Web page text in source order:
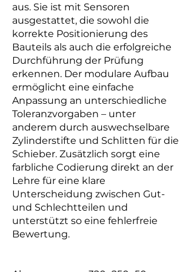
aus. Sie ist mit Sensoren
ausgestattet, die sowohl die
korrekte Positionierung des
Bauteils als auch die erfolgreiche
Durchführung der Prüfung
erkennen. Der modulare Aufbau
ermöglicht eine einfache
Anpassung an unterschiedliche
Toleranzvorgaben – unter
anderem durch auswechselbare
Zylinderstifte und Schlitten für die
Schieber. Zusätzlich sorgt eine
farbliche Codierung direkt an der
Lehre für eine klare
Unterscheidung zwischen Gut-
und Schlechtteilen und
unterstützt so eine fehlerfreie
Bewertung.